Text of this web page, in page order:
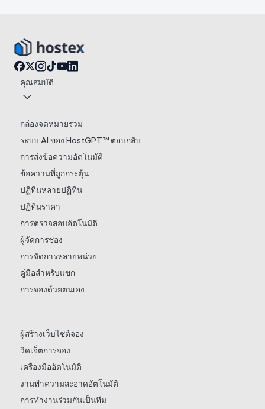
คุณสมบัติ
กล่องจดหมายรวม
ระบบ AI ของ HostGPT™ ตอบกลับ
การส่งข้อความอัตโนมัติ
ข้อความที่ถูกกระตุ้น
ปฏิทินหลายปฏิทิน
ปฏิทินราคา
การตรวจสอบอัตโนมัติ
ผู้จัดการช่อง
การจัดการหลายหน่วย
คู่มือสำหรับแขก
การจองด้วยตนเอง
ผู้สร้างเว็บไซต์จอง
วิดเจ็ตการจอง
เครื่องมืออัตโนมัติ
งานทำความสะอาดอัตโนมัติ
การทำงานร่วมกันเป็นทีม